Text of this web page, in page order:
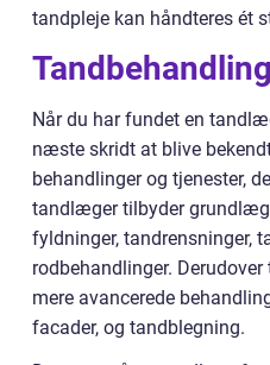
tandpleje kan håndteres ét
Når du har fundet en
næste skridt at blive
behandlinger og tjenester,
tandlæger tilbyder
fyldninger, tandrensninger,
rodbehandlinger.
mere avancerede
facader, og tandblegning.